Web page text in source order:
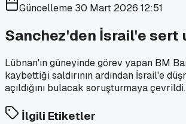
Güncelleme 30 Mart 2026 12:51
Sanchez'den İsrail'e sert
Lübnan'ın güneyinde görev yapan BM
kaybettiği saldırının ardından İsrail'e
açıldığını bulacak soruşturmaya çevrildi.
İlgili Etiketler